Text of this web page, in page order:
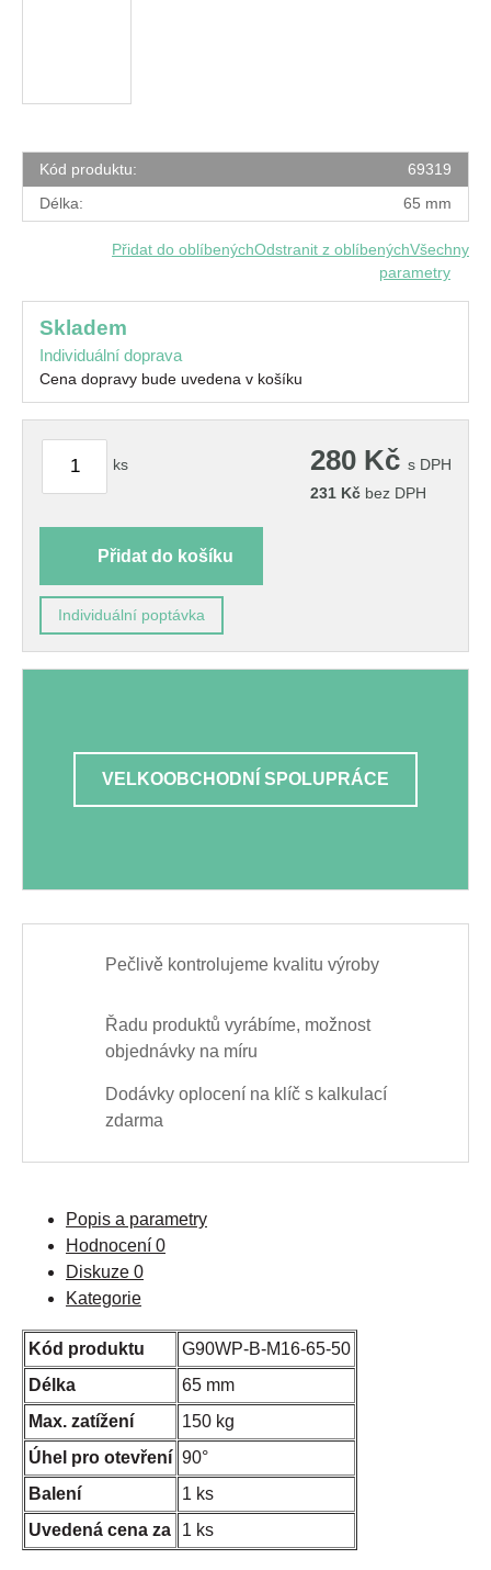
Kód produktu:
69319
Délka:
65 mm
Přidat do oblíbenýchOdstranit z oblíbenýchVšechny
parametry
skladem
Individuální doprava
Cena dopravy bude uvedena v košíku
ks 280 Kč s DPH
231 Kč bez DPH
Přidat do košíku
Individuální poptávka
VELKOOBCHODNÍ SPOLUPRÁCE
Pečlivě kontrolujeme kvalitu výroby
Řadu produktů vyrábíme, možnost
objednávky na míru
Dodávky oplocení na klíč s kalkulací
zdarma
Popis a parametry
Hodnocení 0
Diskuze 0
Kategorie
Kód produktu
G90WP-B-M16-65-50
Délka
65 mm
Max. zatížení
150 kg
Úhel pro otevření 90°
Balení
1 ks
Uvedená cena za
1 ks